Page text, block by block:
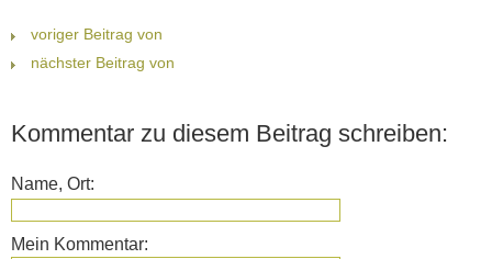
voriger Beitrag von
nächster Beitrag von
Kommentar zu diesem Beitrag schreiben:
Name, Ort:
Mein Kommentar: